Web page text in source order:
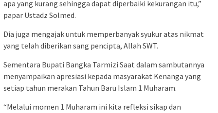
apa yang kurang sehingga dapat diperbaiki kekurangan itu,”
papar Ustadz Solmed.
Dia juga mengajak untuk memperbanyak syukur atas nikmat
yang telah diberikan sang pencipta, Allah SWT.
Sementara Bupati Bangka Tarmizi Saat dalam sambutannya
menyampaikan apresiasi kepada masyarakat Kenanga yang
setiap tahun merakan Tahun Baru Islam 1 Muharam.
“Melalui momen 1 Muharam ini kita refleksi sikap dan